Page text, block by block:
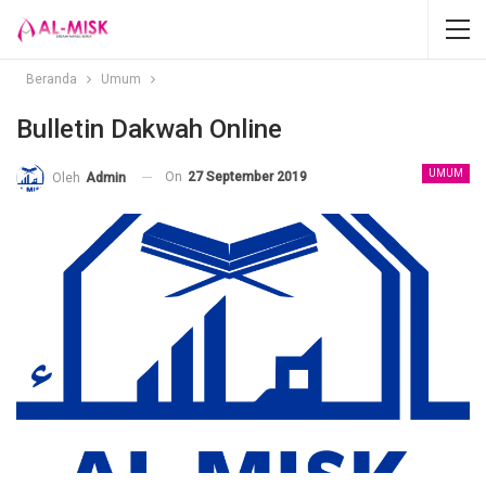
Beranda Umum
Bulletin Dakwah Online
UMUM
Oleh Admin On 27 September 2019